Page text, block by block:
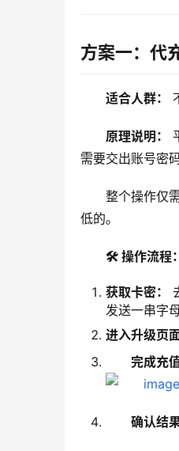
方案一：代
适合人群：
原理说明：
需要交出账号密
整个操作仅
低的。
🛠️ 操作流程：
获取卡密：
发送一串字
进入升级页面
完成充值
确认结果